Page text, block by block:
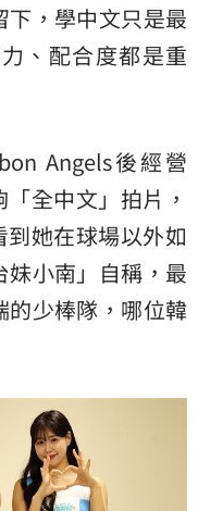
，學中文只是最
、配合度都是重
Angels後經營
全中文」拍片，
她在球場以外如
小南」自稱，最
的少棒隊，哪位韓